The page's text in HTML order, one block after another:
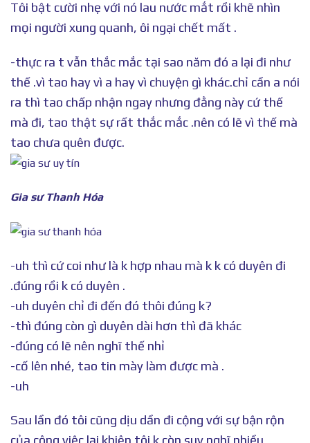
Tôi bật cười nhẹ với nó lau nước mắt rồi khẽ nhìn
mọi người xung quanh, ôi ngại chết mất .
-thực ra t vẫn thắc mắc tại sao năm đó a lại đi như
thế .vì tao hay vì a hay vì chuyện gì khác.chỉ cần a nói
ra thì tao chấp nhận ngay nhưng đằng này cứ thế
mà đi, tao thật sự rất thắc mắc .nên có lẽ vì thế mà
tao chưa quên được.
Gia sư Thanh Hóa
-uh thì cứ coi như là k hợp nhau mà k k có duyên đi
.đúng rồi k có duyên .
-uh duyên chỉ đi đến đó thôi đúng k?
-thì đúng còn gì duyên dài hơn thì đã khác
-đúng có lẽ nên nghĩ thế nhỉ
-cố lên nhé, tao tin mày làm được mà .
-uh
Sau lần đó tôi cũng dịu dần đi cộng với sự bận rộn